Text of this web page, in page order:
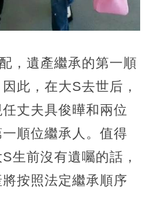
，遺產繼承的第一順
此，在大S去世后，
丈夫具俊曄和兩位
順位繼承人。值得
生前沒有遺囑的話，
按照法定繼承順序